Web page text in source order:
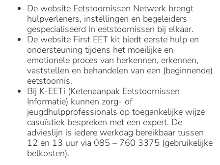
De website Eetstoornissen Netwerk brengt
hulpverleners, instellingen en begeleiders
gespecialiseerd in eetstoornissen bij elkaar.
De website First EET kit biedt eerste hulp en
ondersteuning tijdens het moeilijke en
emotionele proces van herkennen, erkennen,
vaststellen en behandelen van een (beginnende)
eetstoornis.
Bij K-EETi (Ketenaanpak Eetstoornissen
Informatie) kunnen zorg- of
jeugdhulpprofessionals op toegankelijke wijze
casuïstiek bespreken met een expert. De
advieslijn is iedere werkdag bereikbaar tussen
12 en 13 uur via 085 – 760 3375 (gebruikelijke
belkosten).